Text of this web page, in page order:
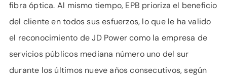
fibra óptica. Al mismo tiempo, EPB prioriza el beneficio
del cliente en todos sus esfuerzos, lo que le ha valido
el reconocimiento de JD Power como la empresa de
servicios públicos mediana número uno del sur
durante los últimos nueve años consecutivos, según